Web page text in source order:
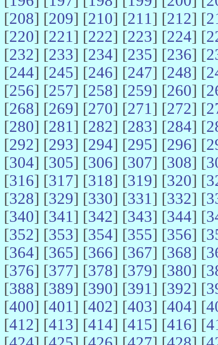
[208] [209] [210] [211] [212] [
[220] [221] [222] [223] [224] [
[232] [233] [234] [235] [236] [
[244] [245] [246] [247] [248] [
[256] [257] [258] [259] [260] [
[268] [269] [270] [271] [272] [
[280] [281] [282] [283] [284] [
[292] [293] [294] [295] [296] [
[304] [305] [306] [307] [308] [
[316] [317] [318] [319] [320] [
[328] [329] [330] [331] [332] [
[340] [341] [342] [343] [344] [
[352] [353] [354] [355] [356] [
[364] [365] [366] [367] [368] [
[376] [377] [378] [379] [380] [
[388] [389] [390] [391] [392] [
[400] [401] [402] [403] [404] [
[412] [413] [414] [415] [416] [